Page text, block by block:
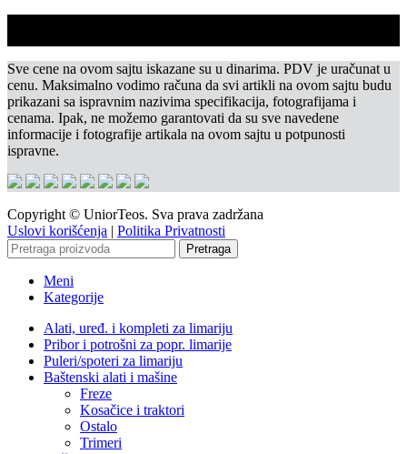
Sve cene na ovom sajtu iskazane su u dinarima. PDV je uračunat u
cenu. Maksimalno vodimo računa da svi artikli na ovom sajtu budu
prikazani sa ispravnim nazivima specifikacija, fotografijama i
cenama. Ipak, ne možemo garantovati da su sve navedene
informacije i fotografije artikala na ovom sajtu u potpunosti
ispravne.
Copyright © UniorTeos. Sva prava zadržana
Uslovi korišćenja | Politika Privatnosti
Pretraga
Meni
Kategorije
Alati, uređ. i kompleti za limariju
Pribor i potrošni za popr. limarije
Puleri/spoteri za limariju
Baštenski alati i mašine
Freze
Kosačice i traktori
Ostalo
Trimeri